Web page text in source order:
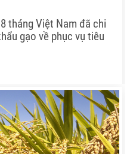
tháng Việt Nam đã chi
gạo về phục vụ tiêu